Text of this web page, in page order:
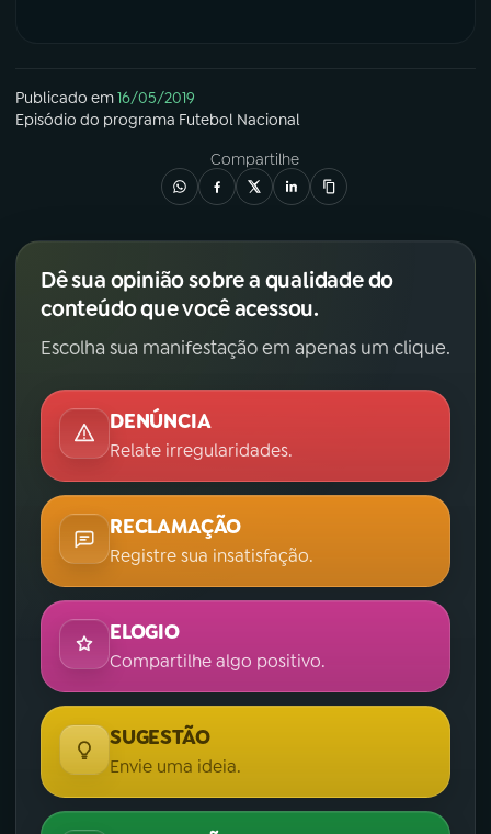
Publicado em16/05/2019
Episódio do programa Futebol Nacional
Compartilhe
Dê sua opinião sobre a qualidade do
conteúdo que você acessou.
Escolha sua manifestação em apenas um clique.
DENÚNCIA
Relate irregularidades.
RECLAMAÇÃO
Registre sua insatisfação.
ELOGIO
Compartilhe algo positivo.
SUGESTÃO
Envie uma ideia.